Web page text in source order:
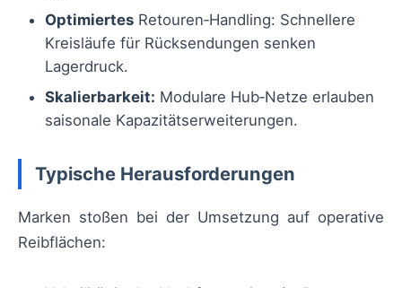
Optimiertes Retouren‑Handling: Schnellere
Kreisläufe für Rücksendungen senken
Lagerdruck.
Skalierbarkeit: Modulare Hub‑Netze erlauben
saisonale Kapazitätserweiterungen.
Typische Herausforderungen
Marken stoßen bei der Umsetzung auf operative
Reibflächen: